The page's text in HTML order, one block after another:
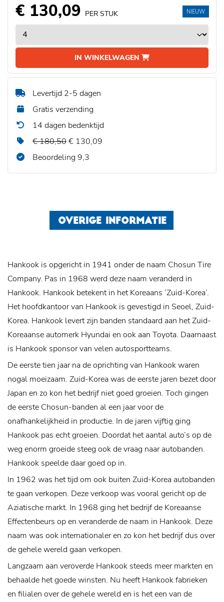
€ 130,09 PER STUK
IN WINKELWAGEN
NIEUW
Levertijd 2-5 dagen
Gratis verzending
14 dagen bedenktijd
€ 180,50€ 130,09
Beoordeling 9,3
OVERIGE INFORMATIE
Hankook is opgericht in 1941 onder de naam Chosun Tire
Company. Pas in 1968 werd deze naam veranderd in
Hankook. Hankook betekent in het Koreaans ‘Zuid-Korea’.
Het hoofdkantoor van Hankook is gevestigd in Seoel, Zuid-
Korea. Hankook levert zijn banden standaard aan het Zuid-
Koreaanse automerk Hyundai en ook aan Toyota. Daarnaast
is Hankook sponsor van velen autosportteams.
De eerste tien jaar na de oprichting van Hankook waren
nogal moeizaam. Zuid-Korea was de eerste jaren bezet door
Japan en zo kon het bedrijf niet goed groeien. Toch gingen
de eerste Chosun-banden al een jaar voor de
onafhankelijkheid in productie. In de jaren vijftig ging
Hankook pas echt groeien. Doordat het aantal auto’s op de
weg enorm groeide steeg ook de vraag naar autobanden.
Hankook speelde daar goed op in.
In 1962 was het tijd om ook buiten Zuid-Korea autobanden
te gaan verkopen. Deze verkoop was vooral gericht op de
Aziatische markt. In 1968 ging het bedrijf de Koreaanse
Effectenbeurs op en veranderde de naam in Hankook. Deze
naam was ook internationaler en zo kon het bedrijf dus over
de gehele wereld gaan verkopen.
Langzaam aan veroverde Hankook steeds meer markten en
behaalde het goede winsten. Nu heeft Hankook fabrieken
en filialen over de gehele wereld en is het een van de